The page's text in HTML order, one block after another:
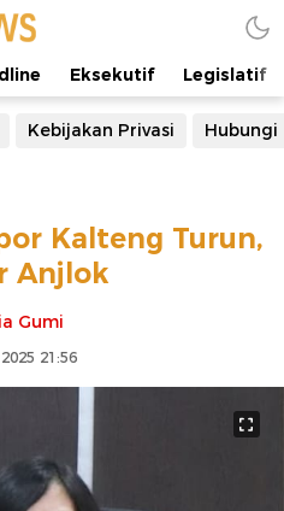
Eksekutif Legislatif
Kebijakan Privasi Hubungi
Kalteng Turun,
Anjlok
Gumi
21:56